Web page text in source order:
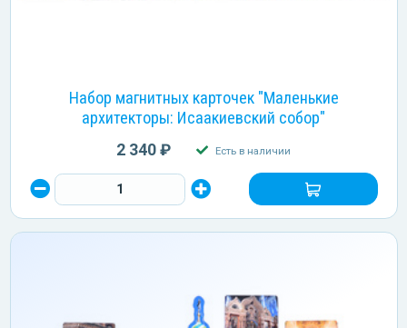
Набор магнитных карточек "Маленькие
архитекторы: Исаакиевский собор"
2 340 ₽ Есть в наличии